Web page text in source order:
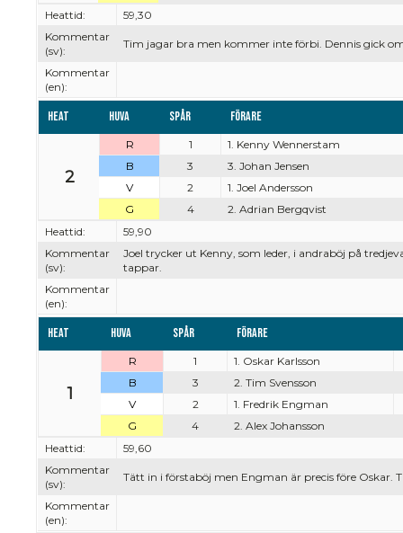
Heattid:
59,30
Kommentar
(sv):
Tim jagar bra men kommer inte förbi. Dennis gick
Kommentar
(en):
Heat Huva Spår Förare
2
R 1
1. Kenny Wennerstam
B
3
3. Johan Jensen
V
2
1. Joel Andersson
G
4
2. Adrian Bergqvist
Heattid:
59,90
Kommentar
(sv):
Joel trycker ut Kenny, som leder, i andraböj på
tappar.
Kommentar
(en):
Heat Huva Spår Förare
1
R 1
1. Oskar Karlsson
B
3
2. Tim Svensson
V
2
1. Fredrik Engman
G
4
2. Alex Johansson
Heattid:
59,60
Kommentar
(sv):
Tätt in i förstaböj men Engman är precis före Oskar.
Kommentar
(en):